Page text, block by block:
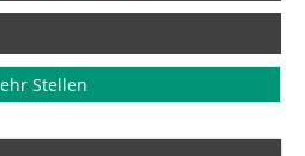
Stellen